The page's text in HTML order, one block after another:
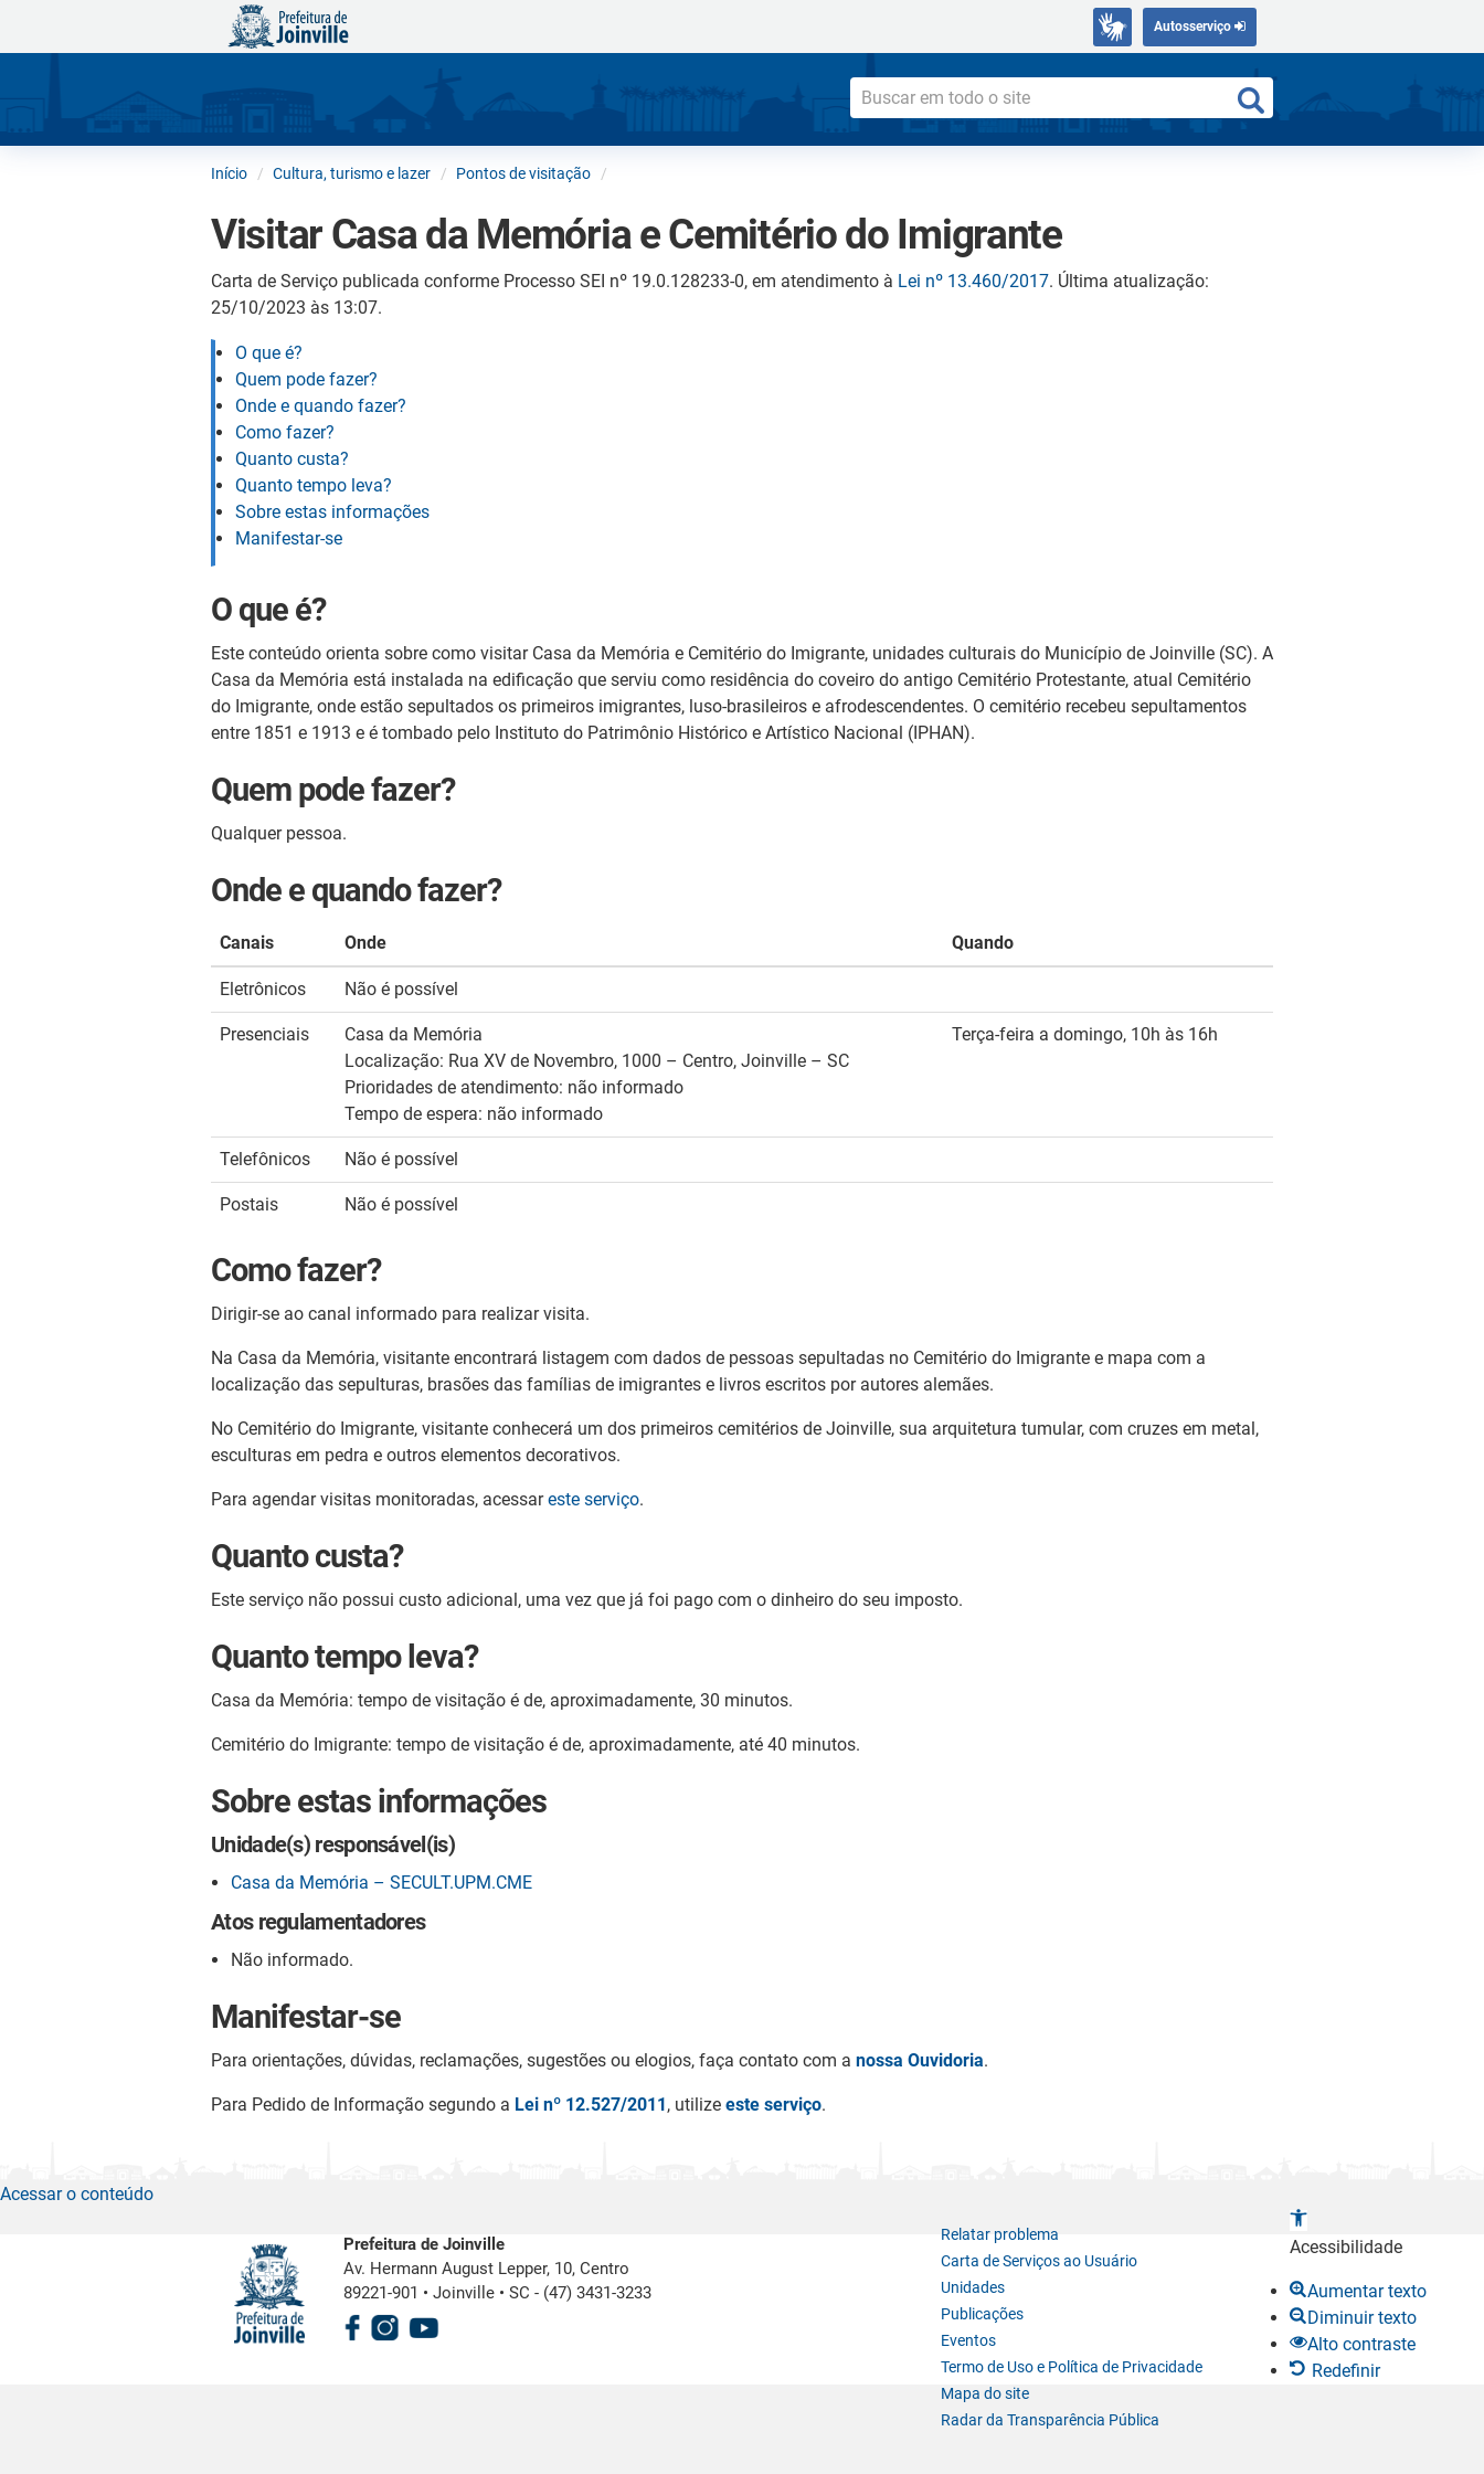
Autosserviço
Início Cultura, turismo e lazer Pontos de visitação
Visitar Casa da Memória e Cemitério do Imigrante
Carta de Serviço publicada conforme Processo SEI nº 19.0.128233-0, em atendimento à Lei nº 13.460/2017. Última atualização:
25/10/2023 às 13:07.
O que é?
Quem pode fazer?
Onde e quando fazer?
Como fazer?
Quanto custa?
Quanto tempo leva?
Sobre estas informações
Manifestar-se
O que é?
Este conteúdo orienta sobre como visitar Casa da Memória e Cemitério do Imigrante, unidades culturais do Município de Joinville (SC). A
Casa da Memória está instalada na edificação que serviu como residência do coveiro do antigo Cemitério Protestante, atual Cemitério
do Imigrante, onde estão sepultados os primeiros imigrantes, luso-brasileiros e afrodescendentes. O cemitério recebeu sepultamentos
entre 1851 e 1913 e é tombado pelo Instituto do Patrimônio Histórico e Artístico Nacional (IPHAN).
Quem pode fazer?
Qualquer pessoa.
Onde e quando fazer?
Canais Onde Quando
Eletrônicos Não é possível
Presenciais
Casa da Memória
Localização: Rua XV de Novembro, 1000 – Centro, Joinville – SC
Prioridades de atendimento: não informado
Tempo de espera: não informado
Terça-feira a domingo, 10h às 16h
Telefônicos Não é possível
Postais Não é possível
Como fazer?
Dirigir-se ao canal informado para realizar visita.
Na Casa da Memória, visitante encontrará listagem com dados de pessoas sepultadas no Cemitério do Imigrante e mapa com a
localização das sepulturas, brasões das famílias de imigrantes e livros escritos por autores alemães.
No Cemitério do Imigrante, visitante conhecerá um dos primeiros cemitérios de Joinville, sua arquitetura tumular, com cruzes em metal,
esculturas em pedra e outros elementos decorativos.
Para agendar visitas monitoradas, acessareste serviço.
Quanto custa?
Este serviço não possui custo adicional, uma vez que já foi pago com o dinheiro do seu imposto.
Quanto tempo leva?
Casa da Memória: tempo de visitação é de, aproximadamente, 30 minutos.
Cemitério do Imigrante: tempo de visitação é de, aproximadamente, até 40 minutos.
Sobre estas informações
Unidade(s) responsável(is)
Casa da Memória – SECULT.UPM.CME
Atos regulamentadores
Não informado.
Manifestar-se
Para orientações, dúvidas, reclamações, sugestões ou elogios, faça contato com a nossa Ouvidoria.
Para Pedido de Informação segundo a Lei nº 12.527/2011, utilize este serviço.
Prefeitura de Joinville
Av. Hermann August Lepper, 10, Centro
89221-901 •Joinville •SC - (47) 3431-3233
Relatar problema
Carta de Serviços ao Usuário
Unidades
Publicações
Eventos
Termo de Uso e Política de Privacidade
Mapa do site
Radar da Transparência Pública
Acessar o conteúdo
A
b
i
r
a
b
Acessibilidade
Aumentar texto
Diminuir texto
Alto contraste
Redefinir